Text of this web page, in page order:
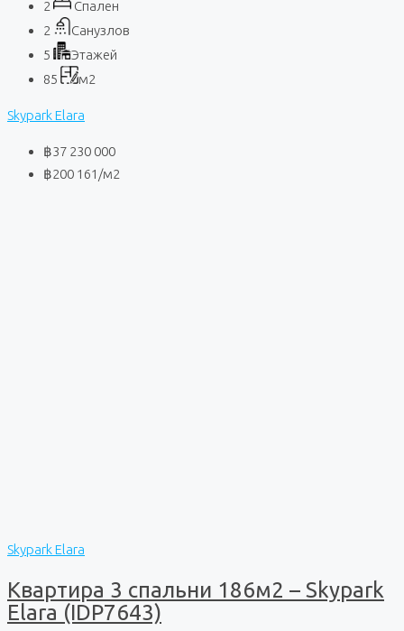
2
Спален
2
Санузлов
5
Этажей
85
м2
Skypark Elara
฿37 230 000
฿200 161 /м2
Skypark Elara
Квартира 3 спальни 186м2 – Skypark
Elara (IDP7643)